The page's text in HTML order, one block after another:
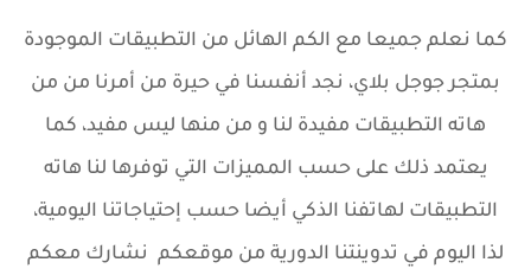
كما نعلم جميعا مع الكم الهائل من التطبيقات الموجودة
بمتجر جوجل بلاي، نجد أنفسنا في حيرة من أمرنا من من
هاته التطبيقات مفيدة لنا و من منها ليس مفيد، كما
يعتمد ذلك على حسب المميزات التي توفرها لنا هاته
التطبيقات لهاتفنا الذكي أيضا حسب إحتياجاتنا اليومية،
لذا اليوم في تدوينتنا الدورية من موقعكم نشارك معكم